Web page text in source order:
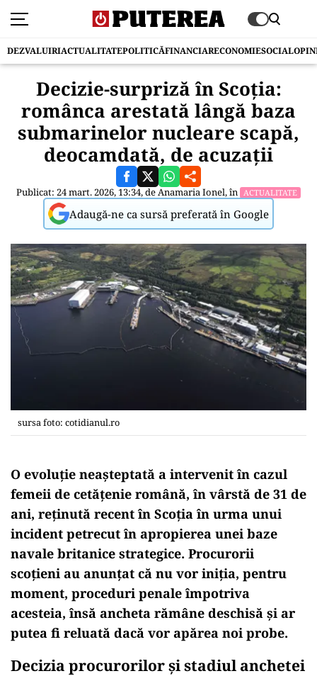
DEZVALUIRIACTUALITATEPOLITICĂFINANCIARECONOMIESOCIAL
Decizie-surpriză în Scoția:
românca arestată lângă baza
submarinelor nucleare scapă,
deocamdată, de acuzaţii
Publicat: 24 mart. 2026, 13:34, deAnamaria Ionel, în ACTUALITATE
Adaugă-ne ca sursă preferată în Google
sursa foto: cotidianul.ro
O evoluție neașteptată a intervenit în cazul
femeii de cetățenie română, în vârstă de 31 de
ani, reținută recent în Scoția în urma unui
incident petrecut în apropierea unei baze
navale britanice strategice. Procurorii
scoțieni au anunțat că nu vor iniția, pentru
moment, proceduri penale împotriva
acesteia, însă ancheta rămâne deschisă și ar
putea fi reluată dacă vor apărea noi probe.
Decizia procurorilor și stadiul anchetei